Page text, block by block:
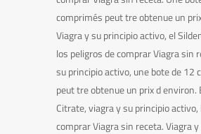
comprimés peut tre obtenue un
Viagra y su principio activo, el
los peligros de comprar Viagra sin
su principio activo, une bote de 12
peut tre obtenue un prix d environ.
Citrate, viagra y su principio
comprar Viagra sin receta. Viagra